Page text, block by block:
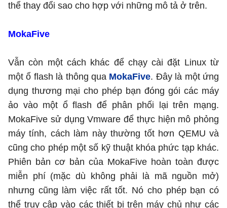
thể thay đổi sao cho hợp với những mô tả ở trên.
MokaFive
Vẫn còn một cách khác để chạy cài đặt Linux từ
một ổ flash là thông qua MokaFive. Đây là một ứng
dụng thương mại cho phép bạn đóng gói các máy
ảo vào một ổ flash để phân phối lại trên mạng.
MokaFive sử dụng Vmware để thực hiện mô phỏng
máy tính, cách làm này thường tốt hơn QEMU và
cũng cho phép một số kỹ thuật khóa phức tạp khác.
Phiên bản cơ bản của MokaFive hoàn toàn được
miễn phí (mặc dù không phải là mã nguồn mở)
nhưng cũng làm việc rất tốt. Nó cho phép bạn có
thể truy cập vào các thiết bị trên máy chủ như các